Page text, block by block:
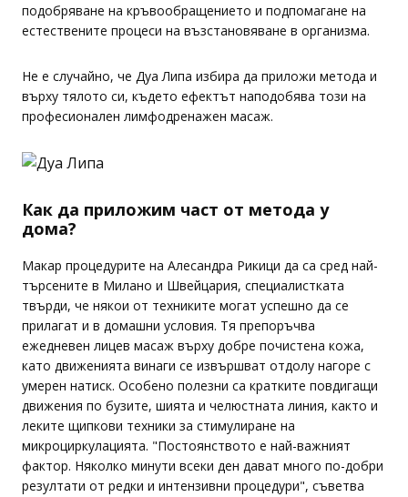
подобряване на кръвообращението и подпомагане на
естествените процеси на възстановяване в организма.
Не е случайно, че Дуа Липа избира да приложи метода и
върху тялото си, където ефектът наподобява този на
професионален лимфодренажен масаж.
Как да приложим част от метода у
дома?
Макар процедурите на Алесандра Рикици да са сред най-
търсените в Милано и Швейцария, специалистката
твърди, че някои от техниките могат успешно да се
прилагат и в домашни условия. Тя препоръчва
ежедневен лицев масаж върху добре почистена кожа,
като движенията винаги се извършват отдолу нагоре с
умерен натиск. Особено полезни са кратките повдигащи
движения по бузите, шията и челюстната линия, както и
леките щипкови техники за стимулиране на
микроциркулацията. "Постоянството е най-важният
фактор. Няколко минути всеки ден дават много по-добри
резултати от редки и интензивни процедури", съветва